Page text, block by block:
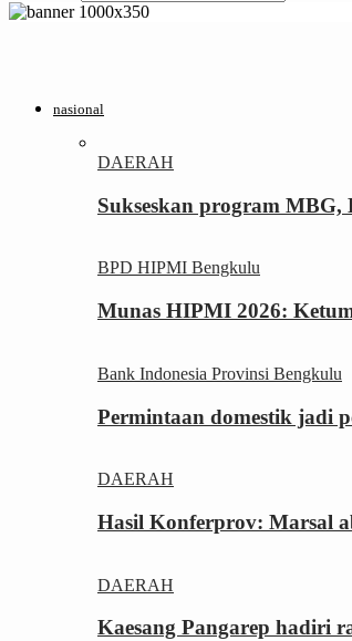
nasional
DAERAH
Sukseskan program
BPD HIPMI Bengkulu
Munas HIPMI 2026:
Bank Indonesia Provinsi Bengkulu
Permintaan domestik jadi
DAERAH
Hasil Konferprov: Marsal
DAERAH
Kaesang Pangarep hadiri